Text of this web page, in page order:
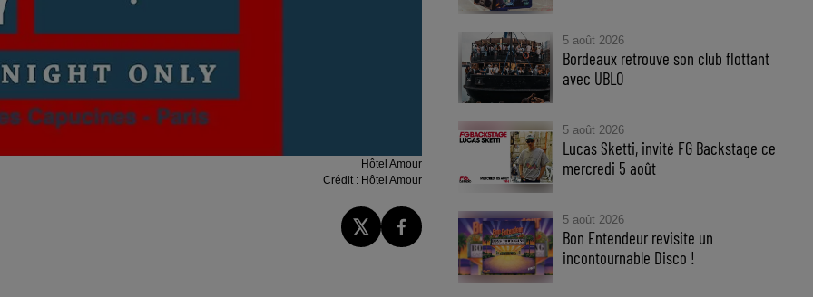
Hôtel Amour
Crédit : Hôtel Amour
5 août 2026
Bordeaux retrouve son club flottant
avec UBLO
5 août 2026
Lucas Sketti, invité FG Backstage ce
mercredi 5 août
5 août 2026
Bon Entendeur revisite un
incontournable Disco !